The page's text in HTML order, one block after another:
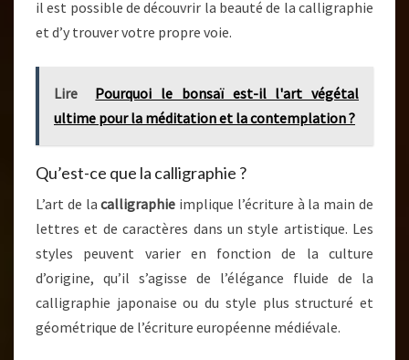
il est possible de découvrir la beauté de la calligraphie
et d’y trouver votre propre voie.
Lire
Pourquoi le bonsaï est-il l'art végétal
ultime pour la méditation et la contemplation ?
Qu’est-ce que la calligraphie ?
L’art de lacalligraphie implique l’écriture à la main de
lettres et de caractères dans un style artistique. Les
styles peuvent varier en fonction de la culture
d’origine, qu’il s’agisse de l’élégance fluide de la
calligraphie japonaise ou du style plus structuré et
géométrique de l’écriture européenne médiévale.